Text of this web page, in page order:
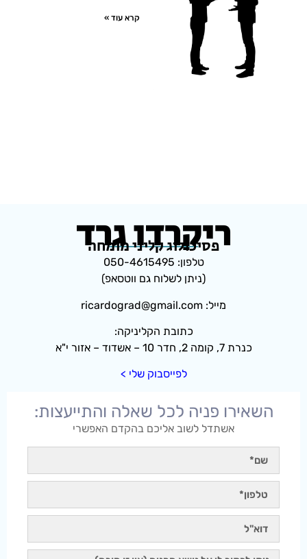
קרא עוד »
ריקרדו גרד
פסיכולוג קליני מומחה
טלפון: 050-4615495
(ניתן לשלוח גם ווטסאפ)
מייל: ricardograd@gmail.com
כתובת הקליניקה:
כנרת 7, קומה 2, חדר 10 – אשדוד – אזור י"א
לפייסבוק שלי >
השאירו פניה לכל שאלה והתייעצות:
אשתדל לשוב אליכם בהקדם האפשרי